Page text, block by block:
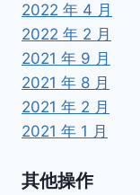
2022 年 4 月
2022 年 2 月
2021 年 9 月
2021 年 8 月
2021 年 2 月
2021 年 1 月
其他操作